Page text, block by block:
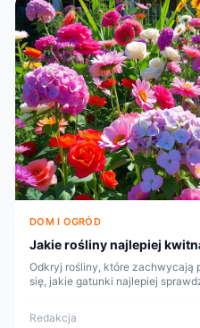
DOM I OGRÓD
Jakie rośliny najlepiej
Odkryj rośliny, które zachwycają
się, jakie gatunki najlepiej
Redakcja